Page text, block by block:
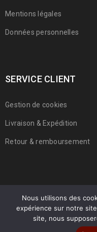
Mentions légales
Données personnelles
SERVICE CLIENT
Gestion de cookies
Livraison & Expédition
Retour & remboursement
© 2022 Franmarche. Tous
Nous utilisons des
expérience sur notre
site, nous